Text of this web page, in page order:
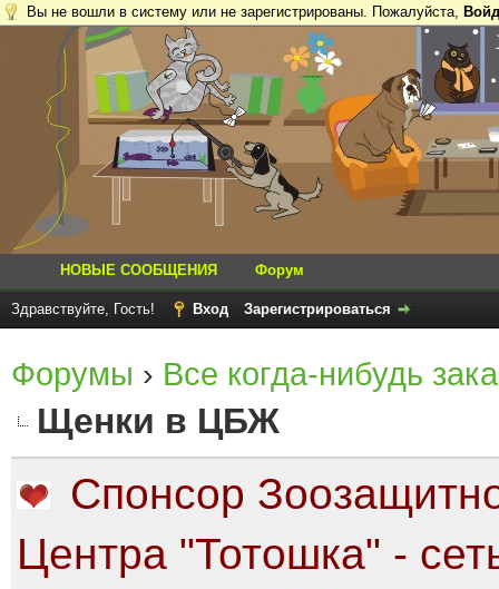
Вы не вошли в систему или не зарегистрированы. Пожалуйста,
НОВЫЕ СООБЩЕНИЯ Форум
Здравствуйте, Гость! Вход Зарегистрироваться
Форумы › Все когда-нибудь
Щенки в ЦБЖ
Спонсор
Центра "Тотошка" -